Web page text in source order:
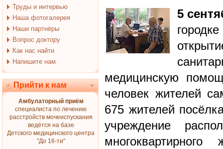
Труды и интервью
Наша фотогалерея
Наши партнёры
Вопрос доктору
Как нас найти
Напишите нам
Прийти к нам
Амбулаторный приём
специалиста по лечению
расстройств мочеиспускания
ведётся на базе
Детского медицинского центра
"До 16-ти"
5
медицинскую
человек жителей
675 жителей
учреждение